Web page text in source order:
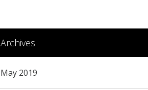
Archives
May 2019